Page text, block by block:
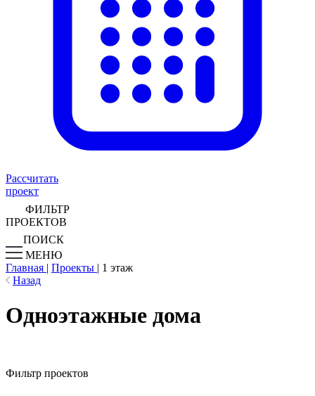
Рассчитать
проект
ФИЛЬТР
ПРОЕКТОВ
ПОИСК
МЕНЮ
Главная | Проекты | 1 этаж
Назад
Одноэтажные дома
Фильтр проектов